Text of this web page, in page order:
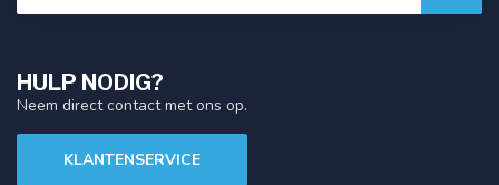
HULP NODIG?
Neem direct contact met ons op.
KLANTENSERVICE